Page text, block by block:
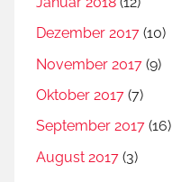
Dezember 2017 (10)
November 2017 (9)
Oktober 2017 (7)
September 2017 (16)
August 2017 (3)